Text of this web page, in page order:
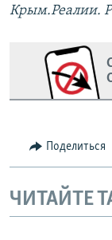
Крым.Реалии.
Поделиться
ЧИТАЙТЕ